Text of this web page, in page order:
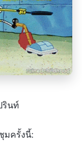
รินท์
มครั้งนี้: